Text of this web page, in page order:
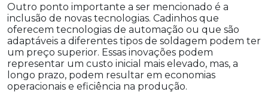
Outro ponto importante a ser mencionado é a
inclusão de novas tecnologias. Cadinhos que
oferecem tecnologias de automação ou que são
adaptáveis a diferentes tipos de soldagem podem ter
um preço superior. Essas inovações podem
representar um custo inicial mais elevado, mas, a
longo prazo, podem resultar em economias
operacionais e eficiência na produção.